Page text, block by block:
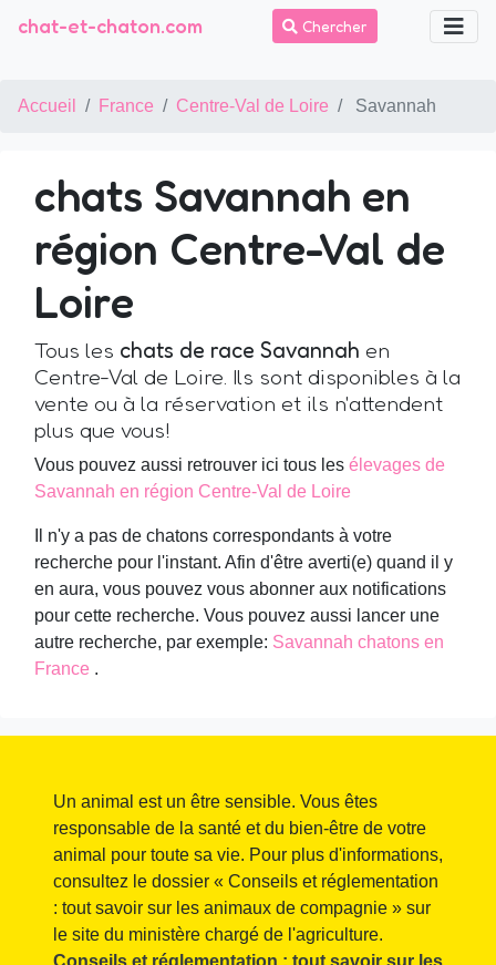
chat-et-chaton.com Chercher
Accueil France Centre-Val de Loire Savannah
chats Savannah en
région Centre-Val de
Loire
Tous les chats de race Savannah en
Centre-Val de Loire. Ils sont disponibles à la
vente ou à la réservation et ils n'attendent
plus que vous!
Vous pouvez aussi retrouver ici tous les élevages de
Savannah en région Centre-Val de Loire
Il n'y a pas de chatons correspondants à votre
recherche pour l'instant. Afin d'être averti(e) quand il y
en aura, vous pouvez vous abonner aux notifications
pour cette recherche. Vous pouvez aussi lancer une
autre recherche, par exemple: Savannah chatons en
France .
Un animal est un être sensible. Vous êtes
responsable de la santé et du bien-être de votre
animal pour toute sa vie. Pour plus d'informations,
consultez le dossier « Conseils et réglementation
: tout savoir sur les animaux de compagnie » sur
le site du ministère chargé de l'agriculture.
Conseils et réglementation : tout savoir sur les